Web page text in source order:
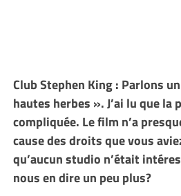
Club Stephen King : Parlons
hautes herbes ». J’ai lu que
compliquée. Le film n’a
cause des droits que vous
qu’aucun studio n’était
nous en dire un peu plus?